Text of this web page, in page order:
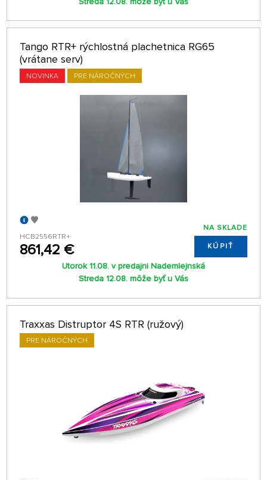
Tango RTR+ rýchlostná plachetnica RG65
(vrátane serv)
NOVINKA PRE NÁROČNÝCH
HCB2556RTR+
861,42 €
NA SKLADE
KÚPIŤ
Utorok 11.08. v predajni Nademlejnská
Streda 12.08. môže byť u Vás
Traxxas Distruptor 4S RTR (ružový)
PRE NÁROČNÝCH